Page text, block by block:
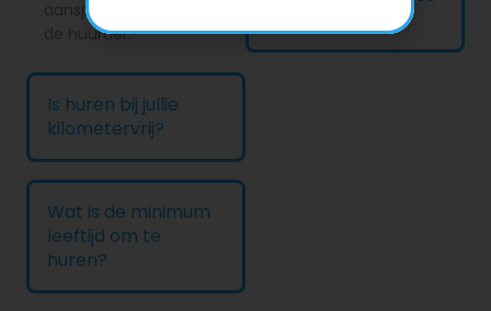
aansprakelijkheid van
de huurder.
Is huren bij jullie
kilometervrij?
Wat is de minimum
leeftijd om te
huren?